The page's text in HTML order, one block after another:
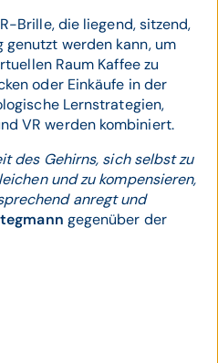
Brille, die liegend, sitzend,
werden kann, um
Raum Kaffee zu
oder Einkäufe in der
Lernstrategien,
VR werden kombiniert.
des Gehirns, sich selbst zu
und zu kompensieren,
anregt und
gegenüber der